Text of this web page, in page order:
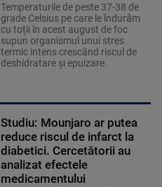
Temperaturile de peste 37-38 de
grade Celsius pe care le îndurăm
cu toții în acest august de foc
supun organismul unui stres
termic intens crescând riscul de
deshidratare și epuizare.
Studiu: Mounjaro ar putea
reduce riscul de infarct la
diabetici. Cercetătorii au
analizat efectele
medicamentului